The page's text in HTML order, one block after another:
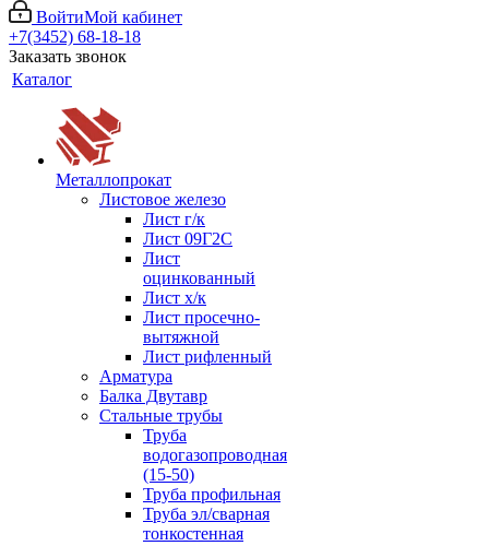
ВойтиМой кабинет
+7(3452) 68-18-18
Заказать звонок
Каталог
Металлопрокат
Листовое железо
Лист г/к
Лист 09Г2С
Лист
оцинкованный
Лист х/к
Лист просечно-
вытяжной
Лист рифленный
Арматура
Балка Двутавр
Стальные трубы
Труба
водогазопроводная
(15-50)
Труба профильная
Труба эл/сварная
тонкостенная